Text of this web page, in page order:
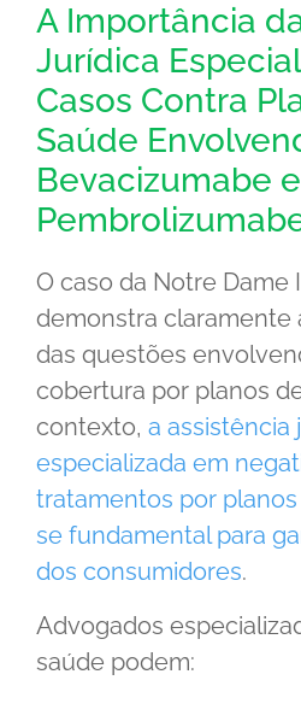
A Importância
Jurídica
Casos Contra
Saúde
Bevacizumabe e
O caso da Notre Dame
demonstra claramente
das questões
cobertura por planos
contexto, a assistência
especializada em
tratamentos por
se fundamental para
dos consumidores.
Advogados
saúde podem: